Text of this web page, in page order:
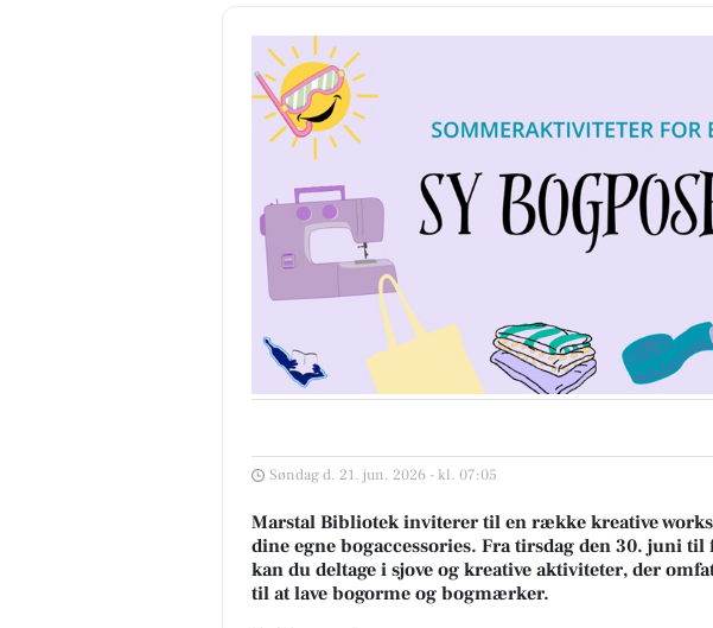
Søndag d. 21. jun. 2026 - kl. 07:05
Marstal Bibliotek inviterer til en række kreative
dine egne bogaccessories. Fra tirsdag den 30. juni
kan du deltage i sjove og kreative aktiviteter, der
til at lave bogorme og bogmærker.